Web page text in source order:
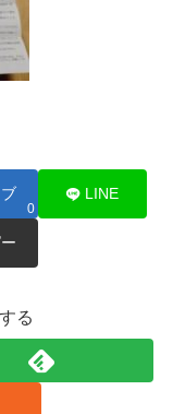
0
LINE
る